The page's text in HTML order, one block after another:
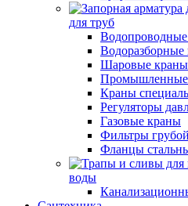
для труб
Водоразборные
Шаровые краны
Промышленные
Краны
Регуляторы
Газовые краны
Фильтры
Фланцы
воды